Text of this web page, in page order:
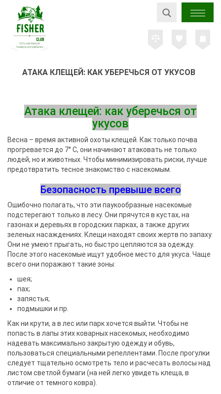
АТАКА КЛЕЩЕЙ: КАК УБЕРЕЧЬСЯ ОТ УКУСОВ
Атака клещей: как уберечься от
укусов
Весна – время активной охоты клещей. Как только почва
прогревается до 7° C, они начинают атаковать не только
людей, но и животных. Чтобы минимизировать риски, лучше
предотвратить тесное знакомство с насекомым.
Безопасность превыше всего
Ошибочно полагать, что эти паукообразные насекомые
подстерегают только в лесу. Они прячутся в кустах, на
газонах и деревьях в городских парках, а также других
зеленых насаждениях. Клещи находят своих жертв по запаху.
Они не умеют прыгать, но быстро цепляются за одежду.
После этого насекомые ищут удобное место для укуса. Чаще
всего они поражают такие зоны:
шея;
пах;
запястья;
подмышки и пр.
Как ни крути, а в лес или парк хочется выйти. Чтобы не
попасть в лапы этих коварных насекомых, необходимо
надевать максимально закрытую одежду и обувь,
пользоваться специальными репеллентами. После прогулки
следует тщательно осмотреть тело и расчесать волосы над
листом светлой бумаги (на ней легко увидеть клеща, в
отличие от темного ковра).